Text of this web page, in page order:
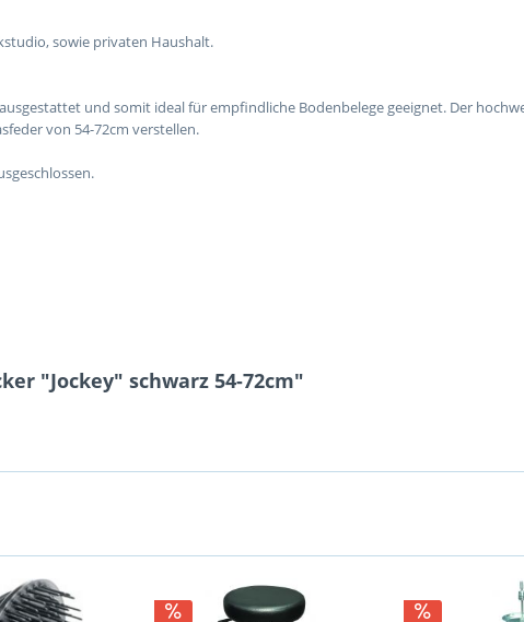
sowie privaten Haushalt.
und somit ideal für empfindliche Bodenbelege geeignet. Der
von 54-72cm verstellen.
"Jockey" schwarz 54-72cm"